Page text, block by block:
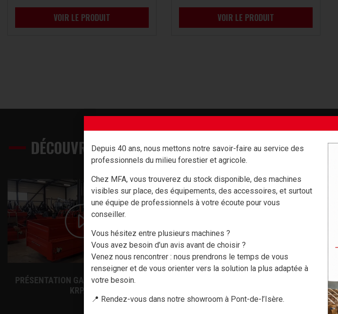
VOIR LE PRODUIT VOIR LE PRODUIT
DÉCOUVREZ NOS PRODUITS EN VIDÉO
PRÉSENTATION GAMME BENNE 3PTS
KRPAN
Depuis 40 ans, nous mettons notre savoir-faire au service des
professionnels du milieu forestier et agricole.
Chez MFA, vous trouverez du stock disponible, des machines
visibles sur place, des équipements, des accessoires, et surtout
une équipe de professionnels à votre écoute pour vous
conseiller.
Vous hésitez entre plusieurs machines ?
Vous avez besoin d’un avis avant de choisir ?
Venez nous rencontrer : nous prendrons le temps de vous
renseigner et de vous orienter vers la solution la plus adaptée à
votre besoin.
📍 Rendez-vous dans notre showroom à Pont-de-l’Isère.